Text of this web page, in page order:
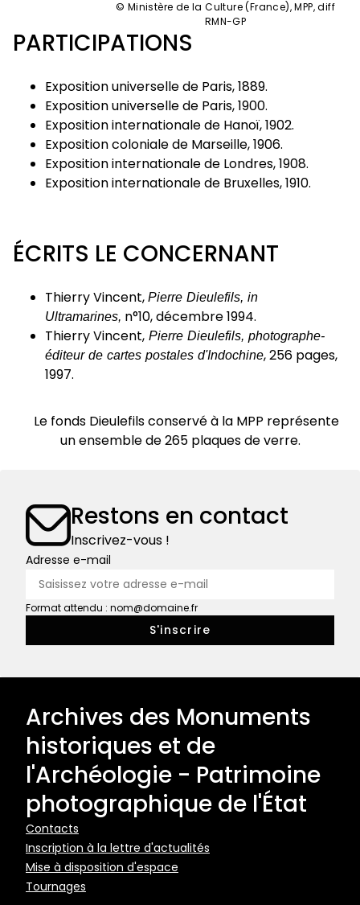
© Ministère de la Culture (France), MPP, diff
RMN-GP
PARTICIPATIONS
Exposition universelle de Paris, 1889.
Exposition universelle de Paris, 1900.
Exposition internationale de Hanoï, 1902.
Exposition coloniale de Marseille, 1906.
Exposition internationale de Londres, 1908.
Exposition internationale de Bruxelles, 1910.
ÉCRITS LE CONCERNANT
Thierry Vincent,Pierre Dieulefils, in
Ultramarines, n°10, décembre 1994.
Thierry Vincent, Pierre Dieulefils, photographe-
éditeur de cartes postales d'Indochine, 256 pages,
1997.
Le fonds Dieulefils conservé à la MPP représente
un ensemble de 265 plaques de verre.
Restons en contact
Inscrivez-vous !
Adresse e-mail
Format attendu : nom@domaine.fr
Archives des Monuments
historiques et de
l'Archéologie - Patrimoine
photographique de l'État
Pied
de
page
Contacts
Inscription à la lettre d'actualités
Mise à disposition d'espace
Tournages